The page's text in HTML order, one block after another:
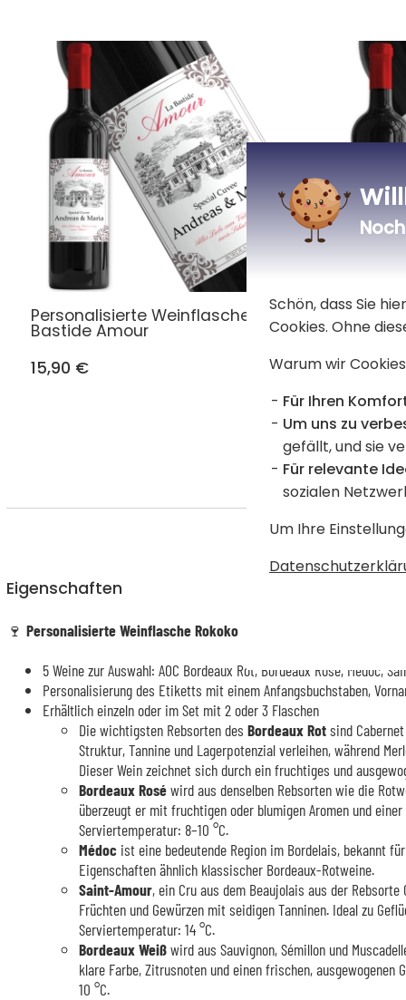
Personalisierte Weinflasche
Bastide Amour
15,90 €
Tradition
15,90 €
Eigenschaften
🍷 Personalisierte Weinflasche Rokoko
5 Weine zur Auswahl: AOC Bordeaux Rot, Bordeaux Rosé, Médoc,
Personalisierung des Etiketts mit einem Anfangsbuchstaben,
Erhältlich einzeln oder im Set mit 2 oder 3 Flaschen
Die wichtigsten Rebsorten des Bordeaux Rotsind Cabernet
Struktur, Tannine und Lagerpotenzial verleihen, während
Dieser Wein zeichnet sich durch ein fruchtiges und
Bordeaux Roséwird aus denselben Rebsorten wie die
überzeugt er mit fruchtigen oder blumigen Aromen und
Serviertemperatur: 8–10 °C.
Médocist eine bedeutende Region im Bordelais, bekannt
Eigenschaften ähnlich klassischer Bordeaux-Rotweine.
Saint-Amour, ein Cru aus dem Beaujolais aus der
Früchten und Gewürzen mit seidigen Tanninen. Ideal zu
Serviertemperatur: 14 °C.
Bordeaux Weißwird aus Sauvignon, Sémillon und
klare Farbe, Zitrusnoten und einen frischen, ausgewogenen
10 °C.
Schön, dass Sie
Cookies. Ohne
Warum wir
Für Ihren
Um uns zu
gefällt, und sie
Für relevante
sozialen
Um Ihre